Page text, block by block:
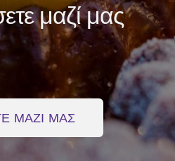
μαζί μας
ΜΑΖΙ ΜΑΣ